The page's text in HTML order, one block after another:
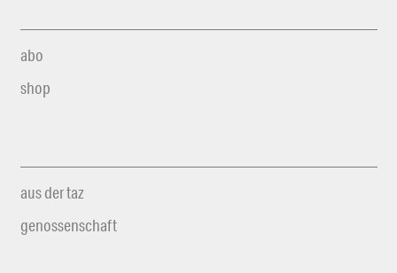
abo
shop
aus der taz
genossenschaft